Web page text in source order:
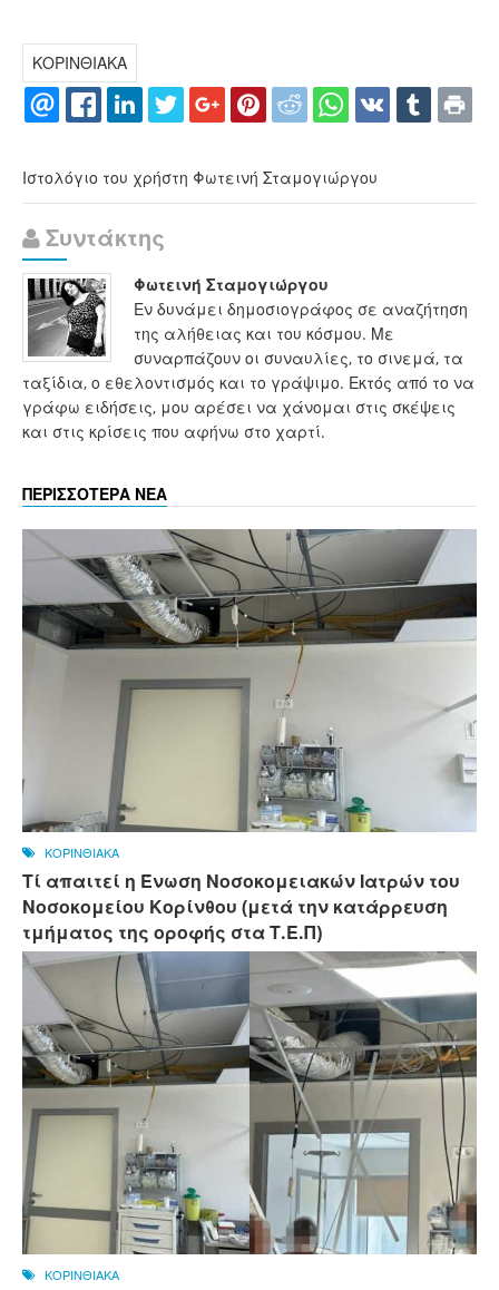
ΚΟΡΙΝΘΙΑΚΑ
Ιστολόγιο του χρήστη Φωτεινή Σταμογιώργου
Συντάκτης
Φωτεινή Σταμογιώργου
Εν δυνάμει δημοσιογράφος σε αναζήτηση
της αλήθειας και του κόσμου. Με
συναρπάζουν οι συναυλίες, το σινεμά, τα
ταξίδια, ο εθελοντισμός και το γράψιμο. Εκτός από το να
γράφω ειδήσεις, μου αρέσει να χάνομαι στις σκέψεις
και στις κρίσεις που αφήνω στο χαρτί.
ΠΕΡΙΣΣΟΤΕΡΑ ΝΕΑ
ΚΟΡΙΝΘΙΑΚΑ
Τί απαιτεί η Ένωση Νοσοκομειακών Ιατρών του
Νοσοκομείου Κορίνθου (μετά την κατάρρευση
τμήματος της οροφής στα Τ.Ε.Π)
ΚΟΡΙΝΘΙΑΚΑ